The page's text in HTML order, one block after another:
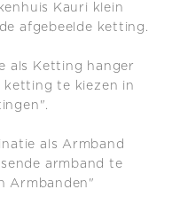
Kauri klein
afgebeelde ketting.
als Ketting hanger
ketting te kiezen in
als Armband
armband te
Armbanden"